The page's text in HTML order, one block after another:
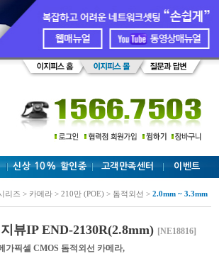
신상 10% 할인중 고객만족센터 이벤트
리즈 > 카메라 > 210만 (POE) > 돔적외선 > 2.0mm ~ 3.3mm
뷰IP END-2130R(2.8mm) [NE18816]
가픽셀 CMOS 돔적외선 카메라,